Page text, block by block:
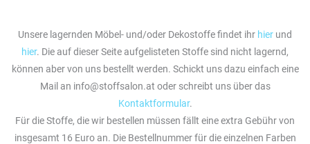
Unsere lagernden Möbel- und/oder Dekostoffe findet ihr hier und
hier. Die auf dieser Seite aufgelisteten Stoffe sind nicht lagernd,
können aber von uns bestellt werden. Schickt uns dazu einfach eine
Mail an info@stoffsalon.at oder schreibt uns über das
Kontaktformular.
Für die Stoffe, die wir bestellen müssen fällt eine extra Gebühr von
insgesamt 16 Euro an. Die Bestellnummer für die einzelnen Farben